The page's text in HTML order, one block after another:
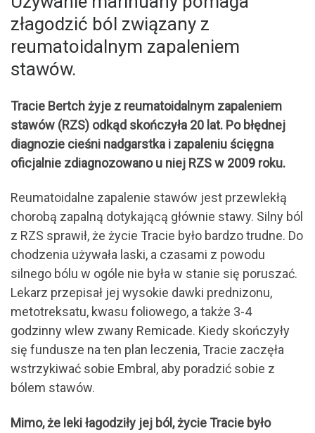
złagodzić ból związany z
reumatoidalnym zapaleniem
stawów.
Tracie Bertch żyje z reumatoidalnym zapaleniem
stawów (RZS) odkąd skończyła 20 lat. Po błędnej
diagnozie cieśni nadgarstka i zapaleniu ścięgna
oficjalnie zdiagnozowano u niej RZS w 2009 roku.
Reumatoidalne zapalenie stawów jest przewlekłą
chorobą zapalną dotykającą głównie stawy. Silny ból
z RZS sprawił, że życie Tracie było bardzo trudne. Do
chodzenia używała laski, a czasami z powodu
silnego bólu w ogóle nie była w stanie się poruszać.
Lekarz przepisał jej wysokie dawki prednizonu,
metotreksatu, kwasu foliowego, a także 3-4
godzinny wlew zwany Remicade. Kiedy skończyły
się fundusze na ten plan leczenia, Tracie zaczęła
wstrzykiwać sobie Embral, aby poradzić sobie z
bólem stawów.
Mimo, że leki łagodziły jej ból, życie Tracie było